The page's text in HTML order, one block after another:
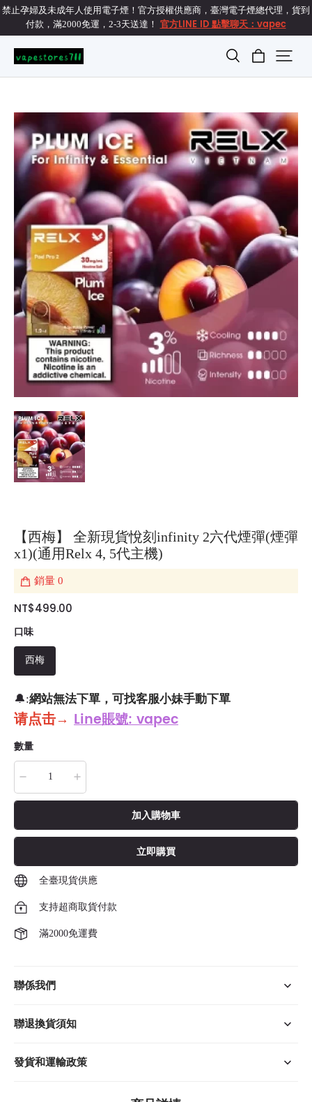
禁止孕婦及未成年人使用電子煙！官方授權供應商，臺灣電子煙總代理，貨到
付款，滿2000免運，2-3天送達！ 官方LINE ID 點擊聊天：vapec
【西梅】 全新現貨悅刻infinity 2六代煙彈(煙彈
x1)(通用Relx 4, 5代主機)
銷量 0
NT$499.00
口味
西梅
🔔:網站無法下單，可找客服小妹手動下單
请点击→ Line賬號: vapec
數量
加入購物車
立即購買
全臺現貨供應
支持超商取貨付款
滿2000免運費
聯係我們
聯退換貨須知
發貨和運輸政策